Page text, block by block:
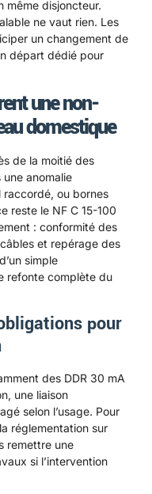
même disjoncteur.
ne vaut rien. Les
un changement de
départ dédié pour
une non-
domestique
de la moitié des
anomalie
ou bornes
reste le NF C 15-100
: conformité des
et repérage des
simple
refonte complète du
pour
des DDR 30 mA
une liaison
selon l’usage. Pour
réglementation sur
remettre une
si l’intervention